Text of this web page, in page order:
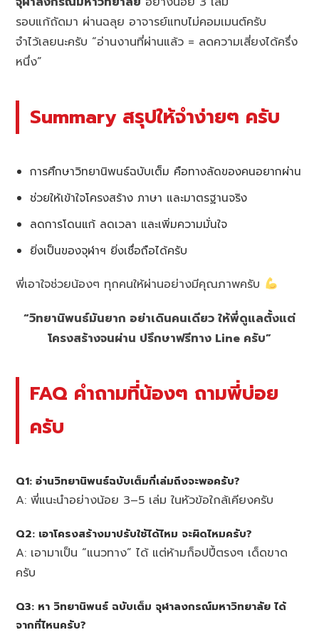
รอบแก้ถัดมา ผ่านฉลุย อาจารย์แทบไม่คอมเมนต์ครับ
จำไว้เลยนะครับ “อ่านงานที่ผ่านแล้ว = ลดความเสี่ยงได้ครึ่ง
หนึ่ง”
Summary สรุปให้จำง่ายๆ ครับ
การศึกษาวิทยานิพนธ์ฉบับเต็ม คือทางลัดของคนอยากผ่าน
ช่วยให้เข้าใจโครงสร้าง ภาษา และมาตรฐานจริง
ลดการโดนแก้ ลดเวลา และเพิ่มความมั่นใจ
ยิ่งเป็นของจุฬาฯ ยิ่งเชื่อถือได้ครับ
พี่เอาใจช่วยน้องๆ ทุกคนให้ผ่านอย่างมีคุณภาพครับ
“วิทยานิพนธ์มันยาก อย่าเดินคนเดียว ให้พี่ดูแลตั้งแต่
โครงสร้างจนผ่าน ปรึกษาฟรีทาง Line ครับ”
FAQ คำถามที่น้องๆ ถามพี่บ่อย
ครับ
Q1: อ่านวิทยานิพนธ์ฉบับเต็มกี่เล่มถึงจะพอครับ?
A: พี่แนะนำอย่างน้อย 3–5 เล่ม ในหัวข้อใกล้เคียงครับ
Q2: เอาโครงสร้างมาปรับใช้ได้ไหม จะผิดไหมครับ?
A: เอามาเป็น “แนวทาง” ได้ แต่ห้ามก็อปปี้ตรงๆ เด็ดขาด
ครับ
Q3: หา วิทยานิพนธ์ ฉบับเต็ม จุฬาลงกรณ์มหาวิทยาลัย ได้
จากที่ไหนครับ?